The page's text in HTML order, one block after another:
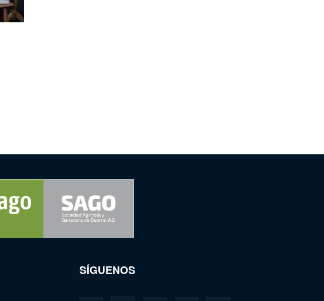
SÍGUENOS